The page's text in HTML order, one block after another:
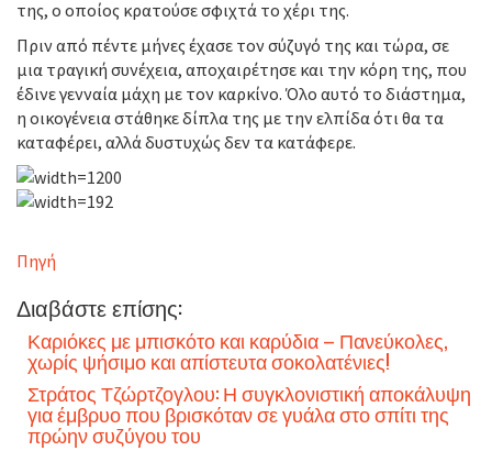
της, ο οποίος κρατούσε σφιχτά το χέρι της.
Πριν από πέντε μήνες έχασε τον σύζυγό της και τώρα, σε
μια τραγική συνέχεια, αποχαιρέτησε και την κόρη της, που
έδινε γενναία μάχη με τον καρκίνο. Όλο αυτό το διάστημα,
η οικογένεια στάθηκε δίπλα της με την ελπίδα ότι θα τα
καταφέρει, αλλά δυστυχώς δεν τα κατάφερε.
Πηγή
Διαβάστε επίσης:
Καριόκες με μπισκότο και καρύδια – Πανεύκολες,
χωρίς ψήσιμο και απίστευτα σοκολατένιες!
Στράτος Τζώρτζογλου: Η συγκλονιστική αποκάλυψη
για έμβρυο που βρισκόταν σε γυάλα στο σπίτι της
πρώην συζύγου του